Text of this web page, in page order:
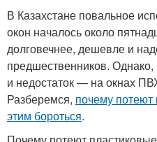
В Казахстане повальное
окон началось около
долговечнее, дешевле и
предшественников.
и недостаток — на окнах
Разберемся, почему потеют
этим бороться.